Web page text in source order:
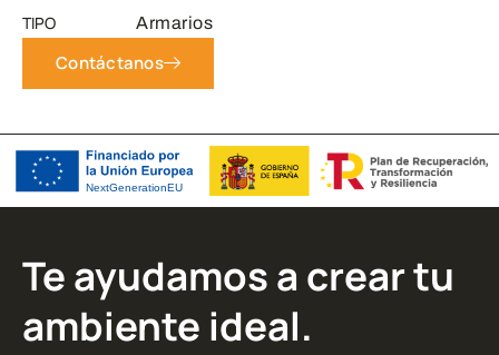
TIPO Armarios
Contáctanos
Te ayudamos a crear tu
ambiente ideal.